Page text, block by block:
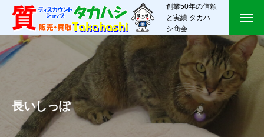
創業50年の信頼
と実績 タカハ
シ商会
長いしっぽ